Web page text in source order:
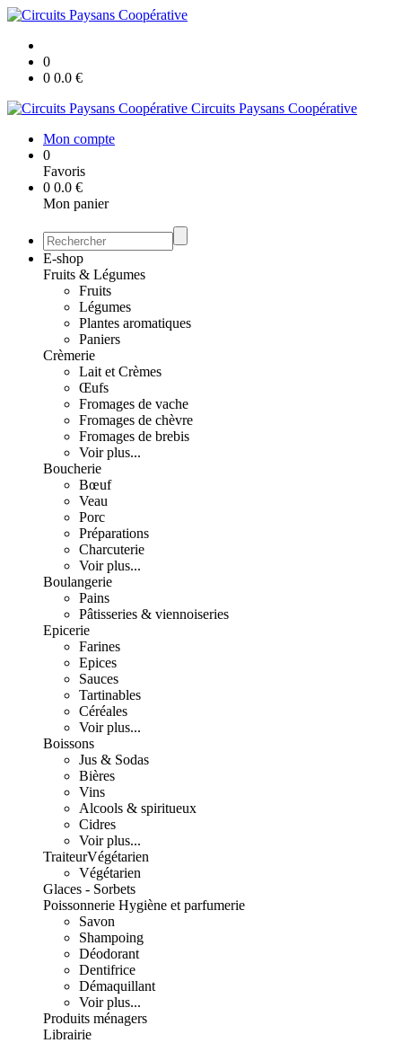
0
0 0.0 €
Circuits Paysans Coopérative
Mon compte
0
Favoris
0 0.0 €
Mon panier
E-shop
Fruits & Légumes
Fruits
Légumes
Plantes aromatiques
Paniers
Crèmerie
Lait et Crèmes
Œufs
Fromages de vache
Fromages de chèvre
Fromages de brebis
Voir plus...
Boucherie
Bœuf
Veau
Porc
Préparations
Charcuterie
Voir plus...
Boulangerie
Pains
Pâtisseries & viennoiseries
Epicerie
Farines
Epices
Sauces
Tartinables
Céréales
Voir plus...
Boissons
Jus & Sodas
Bières
Vins
Alcools & spiritueux
Cidres
Voir plus...
TraiteurVégétarien
Végétarien
Glaces - Sorbets
Poissonnerie Hygiène et parfumerie
Savon
Shampoing
Déodorant
Dentifrice
Démaquillant
Voir plus...
Produits ménagers
Librairie